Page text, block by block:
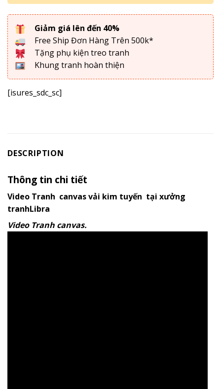
Giảm giá lên đến 40%
Free Ship Đơn Hàng Trên 500k*
Tặng phụ kiện treo tranh
Khung tranh hoàn thiện
[isures_sdc_sc]
DESCRIPTION
Thông tin chi tiết
Video Tranh canvas vải kim tuyến tại xưởng
tranhLibra
Video Tranh canvas.